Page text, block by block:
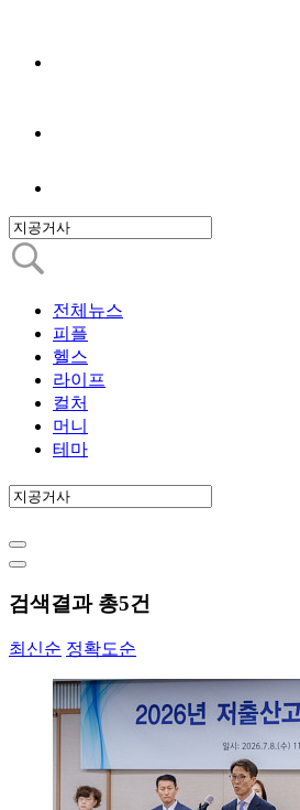
전체뉴스
피플
헬스
라이프
컬처
머니
테마
검색결과 총5건
최신순 정확도순